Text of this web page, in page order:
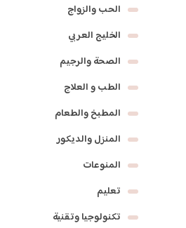
الحب والزواج
الخليج العربي
الصحة والرجيم
الطب و العلاج
المطبخ والطعام
المنزل والديكور
المنوعات
تعليم
تكنولوجيا وتقنية